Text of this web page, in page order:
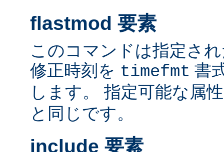
flastmod 要素
このコマンドは指定さ
修正時刻を timefmt 書
します。 指定可能な属
と同じです。
include 要素